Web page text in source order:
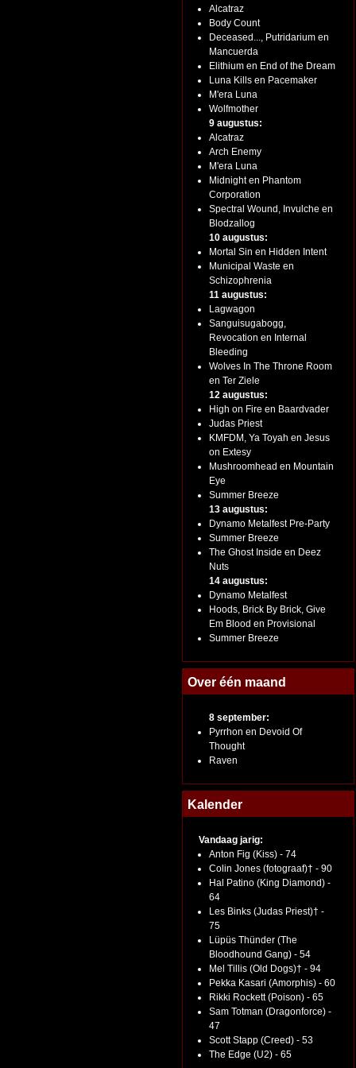
Alcatraz
Body Count
Deceased..., Putridarium en
Mancuerda
Elithium en End of the Dream
Luna Kills en Pacemaker
M'era Luna
Wolfmother
9 augustus:
Alcatraz
Arch Enemy
M'era Luna
Midnight en Phantom
Corporation
Spectral Wound, Invulche en
Blodzallog
10 augustus:
Mortal Sin en Hidden Intent
Municipal Waste en
Schizophrenia
11 augustus:
Lagwagon
Sanguisugabogg,
Revocation en Internal
Bleeding
Wolves In The Throne Room
en Ter Ziele
12 augustus:
High on Fire en Baardvader
Judas Priest
KMFDM, Ya Toyah en Jesus
on Extesy
Mushroomhead en Mountain
Eye
Summer Breeze
13 augustus:
Dynamo Metalfest Pre-Party
Summer Breeze
The Ghost Inside en Deez
Nuts
14 augustus:
Dynamo Metalfest
Hoods, Brick By Brick, Give
Em Blood en Provisional
Summer Breeze
Over één maand
8 september:
Pyrrhon en Devoid Of
Thought
Raven
Kalender
Vandaag jarig:
Anton Fig (Kiss) - 74
Colin Jones (fotograaf)† - 90
Hal Patino (King Diamond) -
64
Les Binks (Judas Priest)† -
75
Lüpüs Thünder (The
Bloodhound Gang) - 54
Mel Tillis (Old Dogs)† - 94
Pekka Kasari (Amorphis) - 60
Rikki Rockett (Poison) - 65
Sam Totman (Dragonforce) -
47
Scott Stapp (Creed) - 53
The Edge (U2) - 65